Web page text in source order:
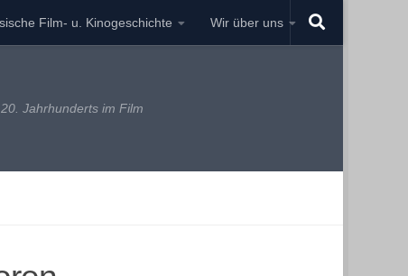
Film- u. Kinogeschichte Wir über uns
Jahrhunderts im Film